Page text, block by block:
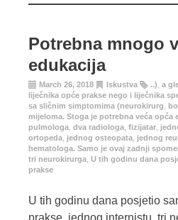
Potrebna mnogo
edukacija
March 26, 2018 Iskustva ..) a
liječnika opće prakse nego i liječnika
sa sličnim simptomima (neurokirurg
mijeloma. Stoga je potrebna veća opća
pulmologa dva radiologa fizijatar
ortopeda jednog osteopata jednog
hematologa. Samo je ovaj zadnji
tri neurokirurga U tih godinu dana
prakse
U tih godinu dana posjetio